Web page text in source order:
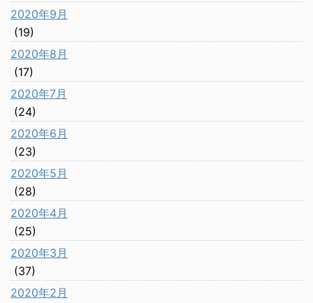
2020年9月
(19)
2020年8月
(17)
2020年7月
(24)
2020年6月
(23)
2020年5月
(28)
2020年4月
(25)
2020年3月
(37)
2020年2月